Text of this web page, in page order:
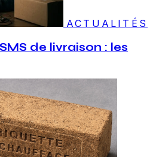
ACTUALITÉS
de livraison : les